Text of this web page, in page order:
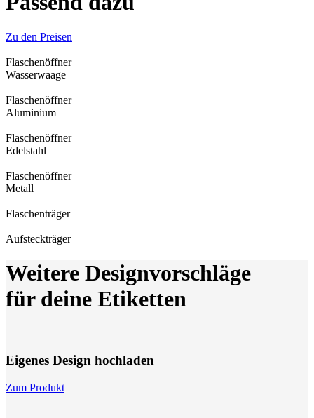
Zu den Preisen
Flaschen­öffner
Wasser­waage
Flaschen­öffner
Aluminium
Flaschen­öffner
Edelstahl
Flaschen­öffner
Metall
Flaschen­träger
Aufsteck­träger
Weitere Designvorschläge
für deine Etiketten
Eigenes Design hochladen
Zum Produkt